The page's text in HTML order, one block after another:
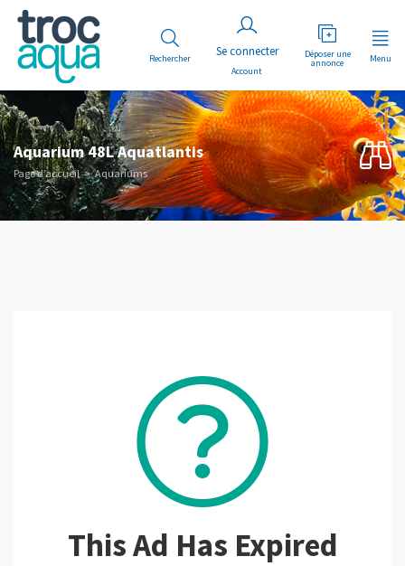
Rechercher
Account
Déposer une
annonce Menu
Aquarium 48L Aquatlantis
Page d’accueil Aquariums
This Ad Has Expired